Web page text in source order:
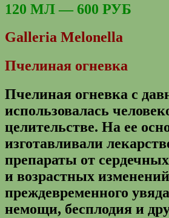
120 МЛ — 600 РУБ
Galleria Melonella
Пчелиная огневка
Пчелиная огневка с
использовалась
целительстве. На ее
изготавливали
препараты от
и возрастных
преждевременного
немощи, бесплодия и